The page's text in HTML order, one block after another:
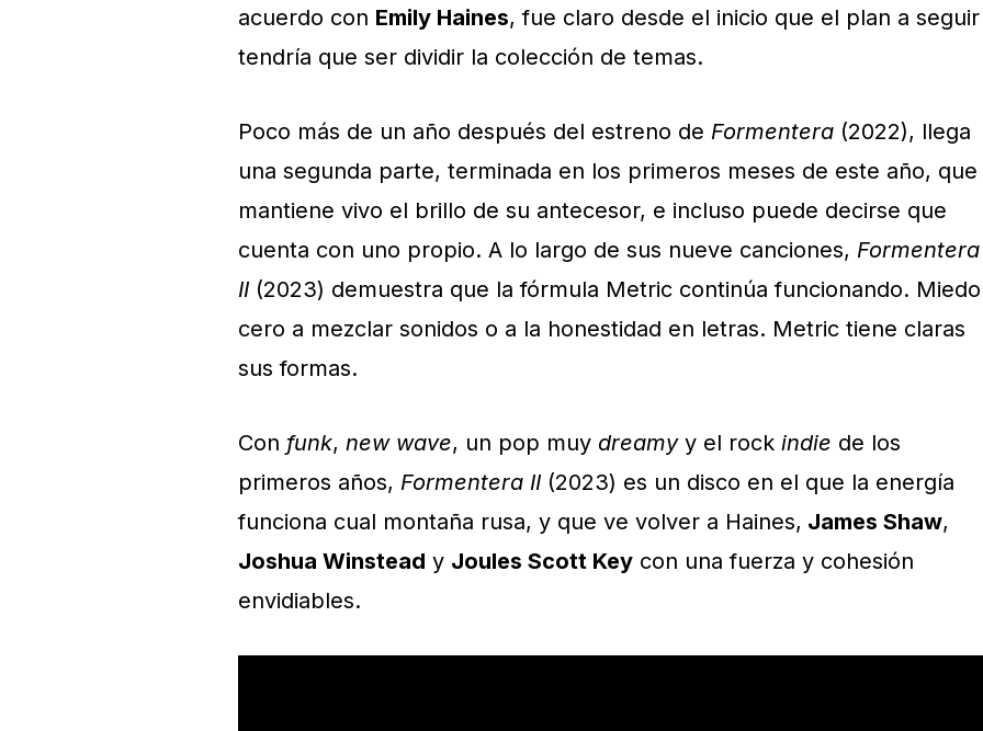
acuerdo con Emily Haines, fue claro desde el inicio que el plan a seguir
tendría que ser dividir la colección de temas.
Poco más de un año después del estreno de Formentera (2022), llega
una segunda parte, terminada en los primeros meses de este año, que
mantiene vivo el brillo de su antecesor, e incluso puede decirse que
cuenta con uno propio. A lo largo de sus nueve canciones, Formentera
II (2023) demuestra que la fórmula Metric continúa funcionando. Miedo
cero a mezclar sonidos o a la honestidad en letras. Metric tiene claras
sus formas.
Con funk, new wave, un pop muy dreamyy el rock indie de los
primeros años, Formentera II (2023) es un disco en el que la energía
funciona cual montaña rusa, y que ve volver a Haines, James Shaw,
Joshua Winstead y Joules Scott Key con una fuerza y cohesión
envidiables.